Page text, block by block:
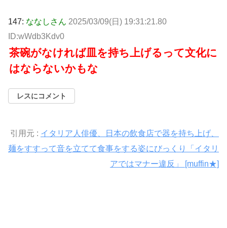
147: ななしさん 2025/03/09(日) 19:31:21.80
ID:wWdb3Kdv0
茶碗がなければ皿を持ち上げるって文化に
はならないかもな
レスにコメント
引用元 : イタリア人俳優、日本の飲食店で器を持ち上げ、
麺をすすって音を立てて食事をする姿にびっくり「イタリ
アではマナー違反」 [muffin★]